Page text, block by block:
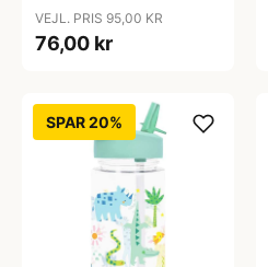
VEJL. PRIS 95,00 KR
76,00 kr
SPAR 20%